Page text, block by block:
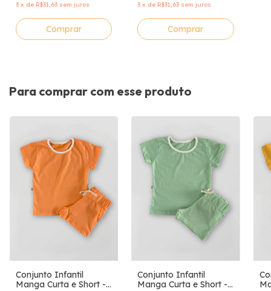
3 x de R$31,63 sem juros
Comprar
3 x de R$31,63 sem juros
Comprar
Para comprar com esse produto
Conjunto Infantil
Manga Curta e Short -
Conjunto Infantil
Manga Curta e Short -